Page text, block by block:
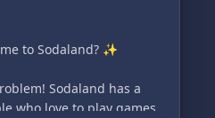
to Sodaland? ✨
Sodaland has a
who love to play games